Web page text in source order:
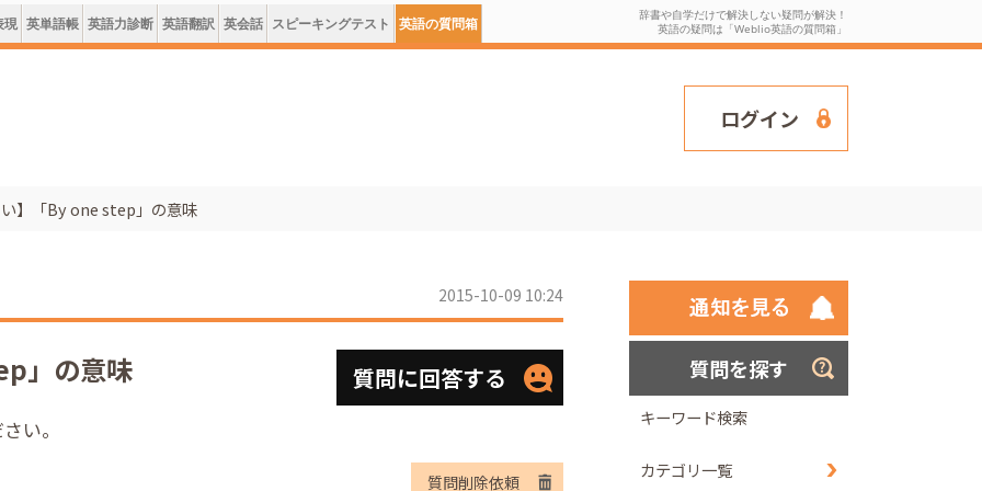
現 英単語帳 英語力診断 英語翻訳 英会話 スピーキングテスト 英語の質問箱
辞書や自学だけで解決しない疑問が解決！
英語の疑問は「Weblio英語の質問箱」
ログイン
】「By one step」の意味
2015-10-09 10:24
」の意味 質問に回答する
い。
質問削除依頼
質問を探す
キーワード検索
カテゴリ一覧